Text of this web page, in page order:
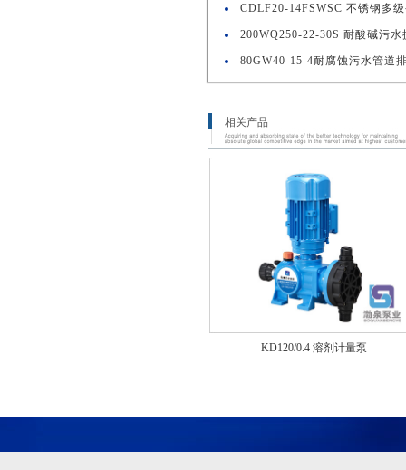
CDLF20-14FSWSC 不锈钢多
200WQ250-22-30S 耐酸碱污水
80GW40-15-4耐腐蚀污水管道
相关产品
KD120/0.4 溶剂计量泵